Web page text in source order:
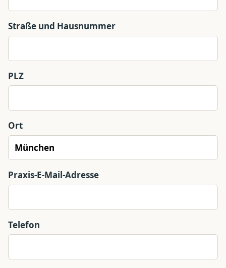
Straße und Hausnummer
PLZ
Ort
Praxis-E-Mail-Adresse
Telefon